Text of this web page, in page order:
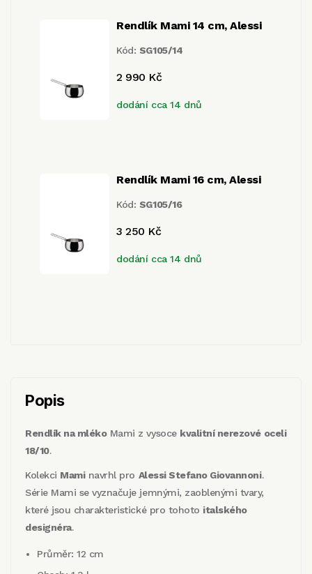
Rendlík Mami 14 cm, Alessi
Kód: SG105/14
2 990 Kč
dodání cca 14 dnů
Rendlík Mami 16 cm, Alessi
Kód: SG105/16
3 250 Kč
dodání cca 14 dnů
Popis
Rendlík na mlékoMami z vysoce kvalitní nerezové oceli
18/10.
Kolekci Maminavrhl pro Alessi Stefano Giovannoni.
Série Mami se vyznačuje jemnými, zaoblenými tvary,
které jsou charakteristické pro tohoto italského
designéra.
Průměr: 12 cm